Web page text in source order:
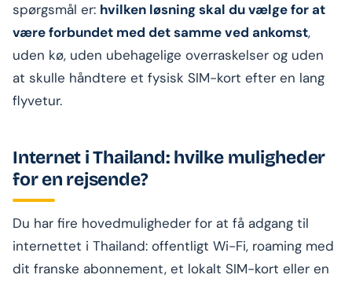
spørgsmål er: hvilken løsning skal du vælge for at
være forbundet med det samme ved ankomst,
uden kø, uden ubehagelige overraskelser og uden
at skulle håndtere et fysisk SIM-kort efter en lang
flyvetur.
Internet i Thailand: hvilke muligheder
for en rejsende?
Du har fire hovedmuligheder for at få adgang til
internettet i Thailand: offentligt Wi-Fi, roaming med
dit franske abonnement, et lokalt SIM-kort eller en